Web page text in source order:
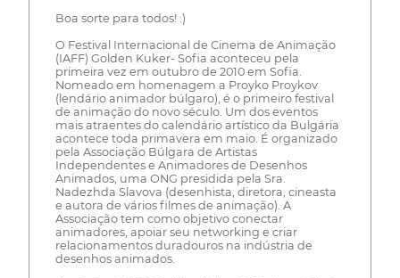
Boa sorte para todos! :)
O Festival Internacional de Cinema de Animação
(IAFF) Golden Kuker- Sofia aconteceu pela
primeira vez em outubro de 2010 em Sofia.
Nomeado em homenagem a Proyko Proykov
(lendário animador búlgaro), é o primeiro festival
de animação do novo século. Um dos eventos
mais atraentes do calendário artístico da Bulgária
acontece toda primavera em maio. É organizado
pela Associação Búlgara de Artistas
Independentes e Animadores de Desenhos
Animados, uma ONG presidida pela Sra.
Nadezhda Slavova (desenhista, diretora, cineasta
e autora de vários filmes de animação). A
Associação tem como objetivo conectar
animadores, apoiar seu networking e criar
relacionamentos duradouros na indústria de
desenhos animados.